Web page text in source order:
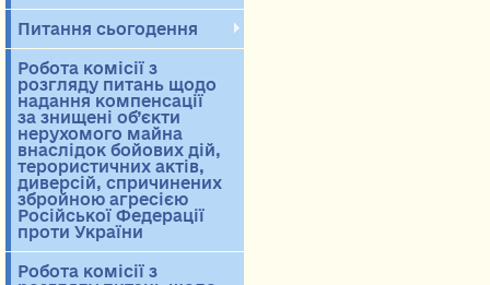
Питання сьогодення
Робота комісії з
розгляду питань щодо
надання компенсації
за знищені об’єкти
нерухомого майна
внаслідок бойових дій,
терористичних актів,
диверсій, спричинених
збройною агресією
Російської Федерації
проти України
Робота комісії з